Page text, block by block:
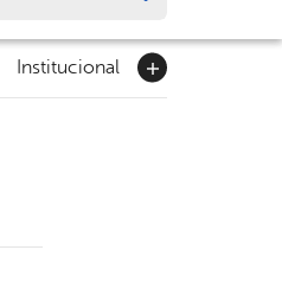
Institucional